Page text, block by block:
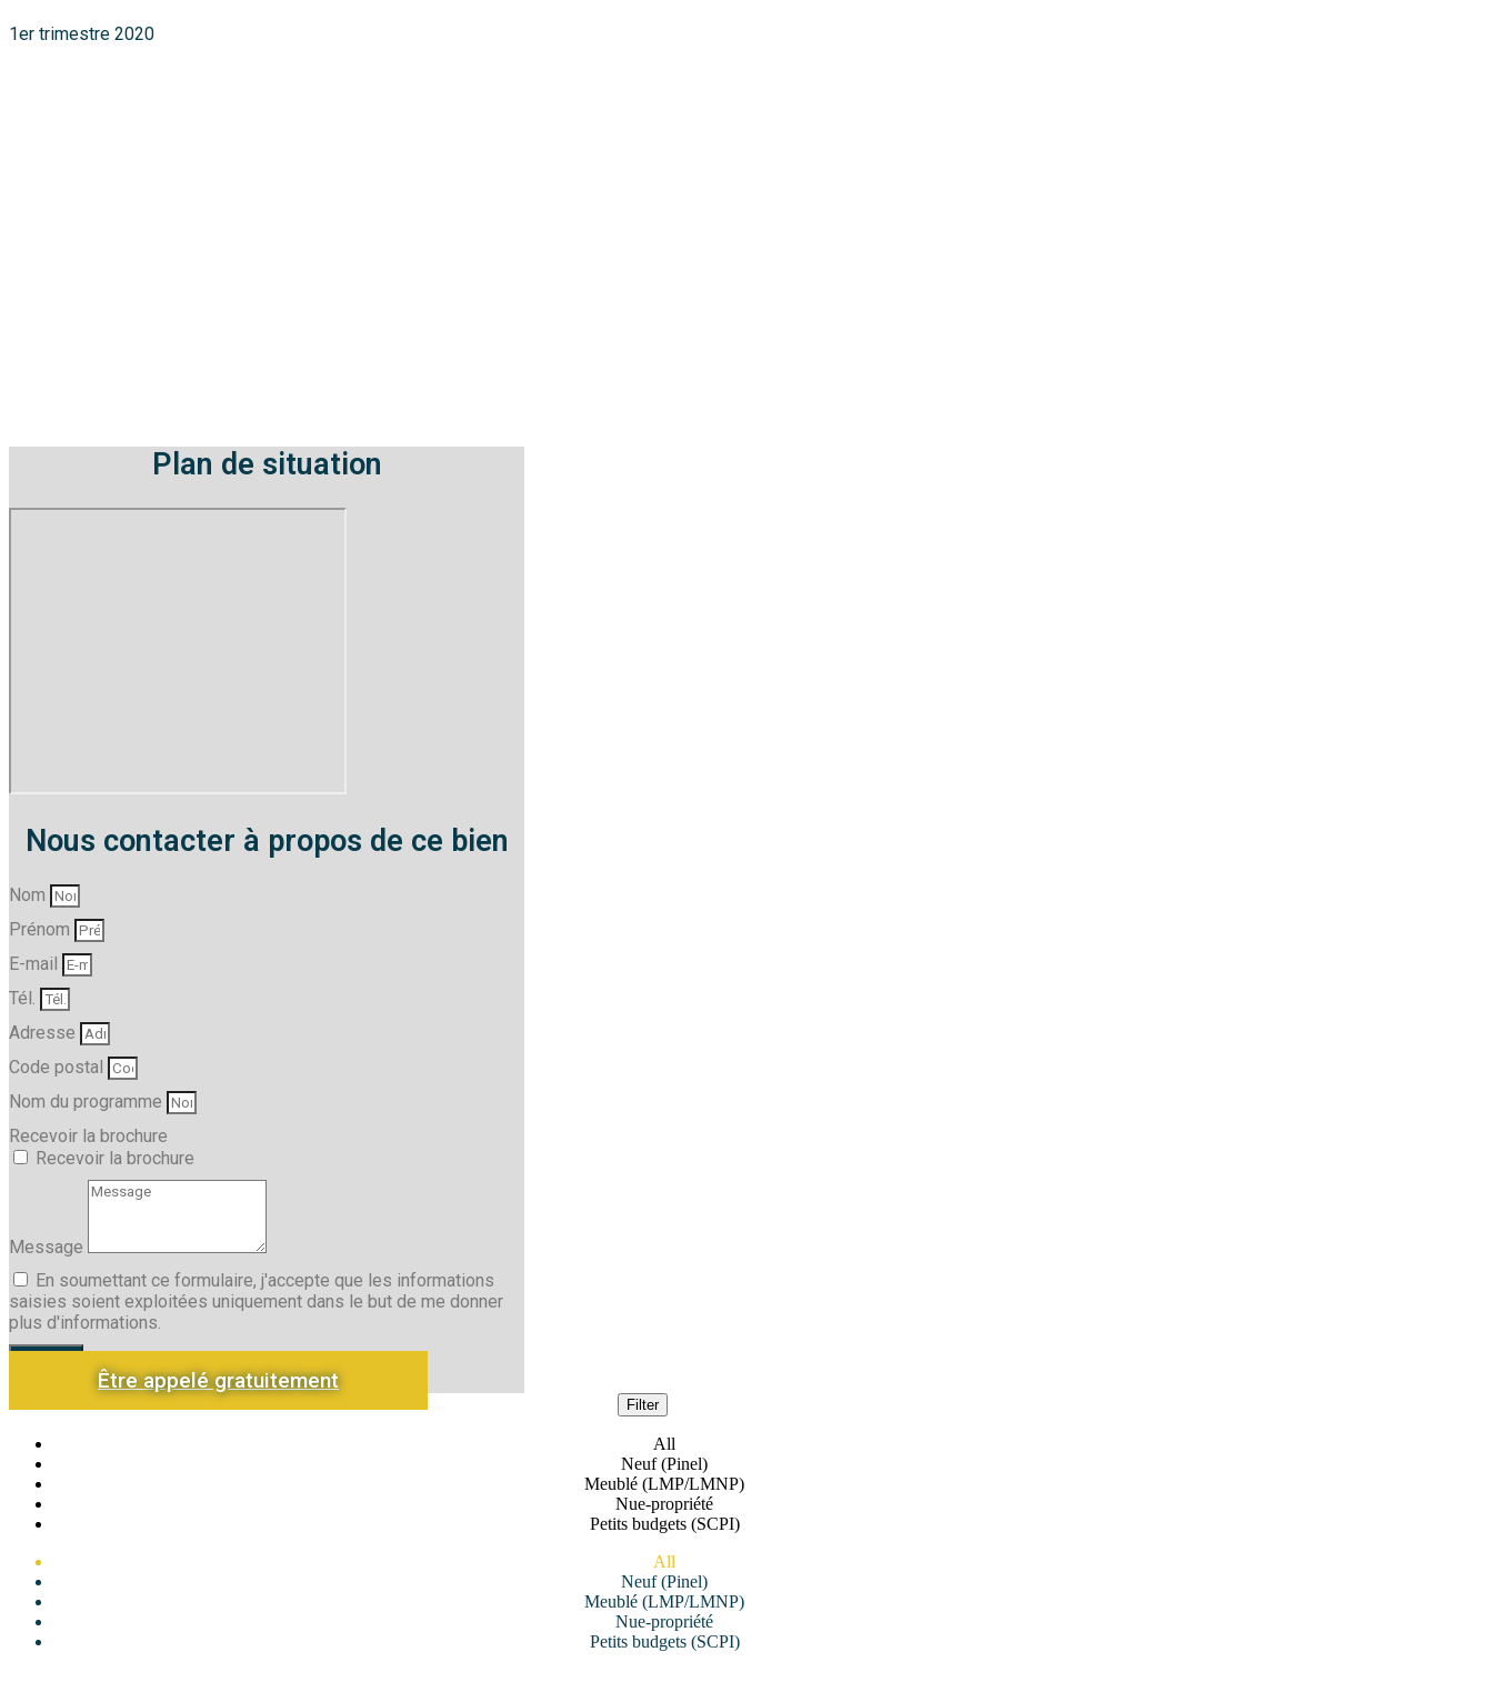
1er trimestre 2020
Plan de situation
Nous contacter à propos de ce bien
Nom
Prénom
E-mail
Tél.
Adresse
Code postal
Nom du programme
Recevoir la brochure
Recevoir la brochure
Message
En soumettant ce formulaire, j'accepte que les informations
saisies soient exploitées uniquement dans le but de me donner
plus d'informations.
Envoyer
Être appelé gratuitement
Filter
All
Neuf (Pinel)
Meublé (LMP/LMNP)
Nue-propriété
Petits budgets (SCPI)
All
Neuf (Pinel)
Meublé (LMP/LMNP)
Nue-propriété
Petits budgets (SCPI)